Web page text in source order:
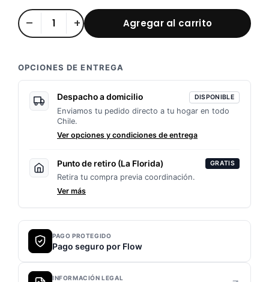
Porta
Patente
Deportivo
🏍️
cantidad
– + Agregar al carrito
OPCIONES DE ENTREGA
Despacho a domicilio DISPONIBLE
Enviamos tu pedido directo a tu hogar en todo
Chile.
Ver opciones y condiciones de entrega
Punto de retiro (La Florida) GRATIS
Retira tu compra previa coordinación.
Ver más
PAGO PROTEGIDO
Pago seguro por Flow
INFORMACIÓN LEGAL